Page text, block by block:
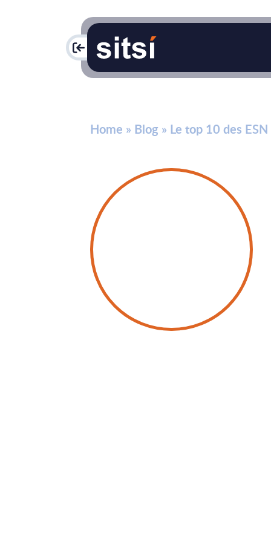
PAC
Home » Blog » Le top 10 des